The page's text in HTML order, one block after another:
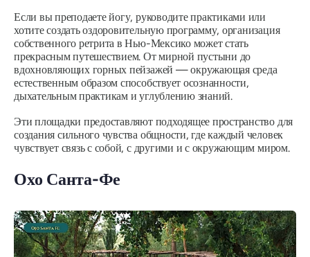
Если вы преподаете йогу, руководите практиками или
хотите создать оздоровительную программу, организация
собственного ретрита в Нью-Мексико может стать
прекрасным путешествием. От мирной пустыни до
вдохновляющих горных пейзажей — окружающая среда
естественным образом способствует осознанности,
дыхательным практикам и углублению знаний.
Эти площадки предоставляют подходящее пространство для
создания сильного чувства общности, где каждый человек
чувствует связь с собой, с другими и с окружающим миром.
Охо Санта-Фе